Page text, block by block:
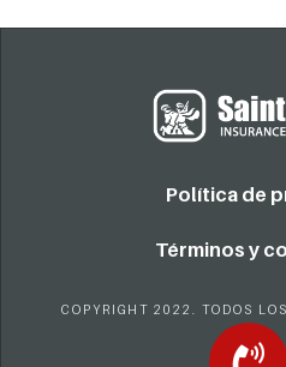
Política de
Términos y
COPYRIGHT 2022. TODOS